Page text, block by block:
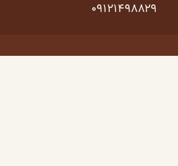
۰۹۱۲۱۴۹۸۸۲۹